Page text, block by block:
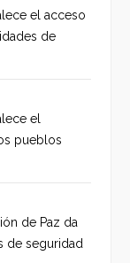
el acceso
de
el
pueblos
de Paz da
de seguridad